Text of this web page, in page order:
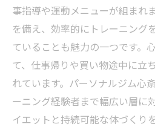
事指導や運動メニューが組まれ
を備え、効率的にトレーニング
ていることも魅力の一つです。
て、仕事帰りや買い物途中に立
れています。パーソナルジム心
ーニング経験者まで幅広い層に
イエットと持続可能な体づくり